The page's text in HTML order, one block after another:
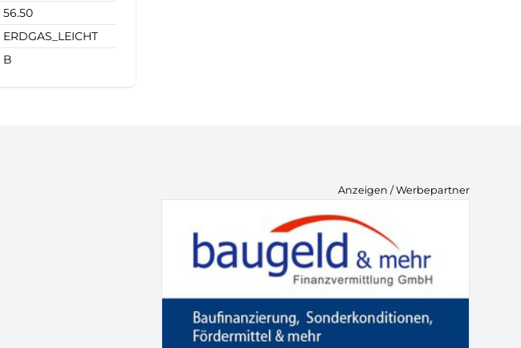
56.50
ERDGAS_LEICHT
B
Anzeigen / Werbepartner